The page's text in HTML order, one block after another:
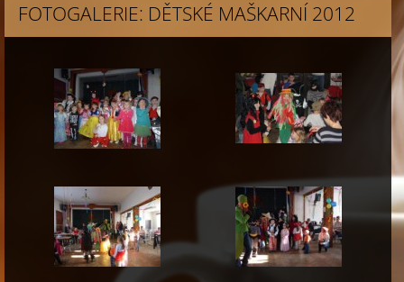
FOTOGALERIE: DĚTSKÉ MAŠKARNÍ 2012